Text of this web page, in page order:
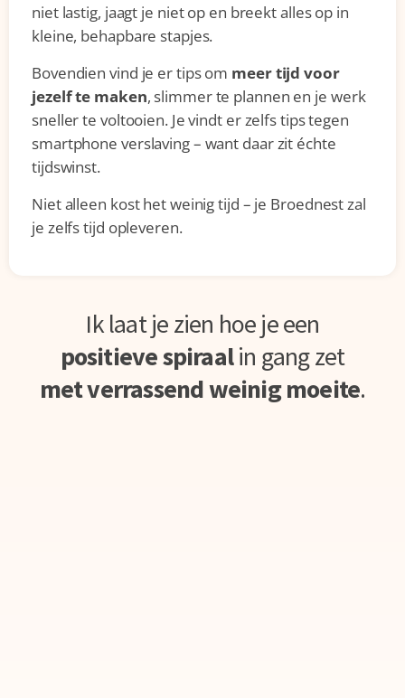
niet lastig, jaagt je niet op en breekt alles op in
kleine, behapbare stapjes.
Bovendien vind je er tips om meer tijd voor
jezelf te maken, slimmer te plannen en je werk
sneller te voltooien. Je vindt er zelfs tips tegen
smartphone verslaving – want daar zit échte
tijdswinst.
Niet alleen kost het weinig tijd – je Broednest zal
je zelfs tijd opleveren.
Ik laat je zien hoe je een
positieve spiraalin gang zet
met verrassend weinig moeite.